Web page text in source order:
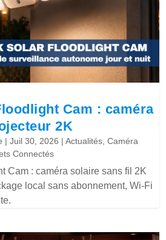
Cam : caméra
2K
|Juil 30, 2026 |Actualités ,Caméra
Connectés
Cam : caméra solaire sans fil 2K
local sans abonnement, Wi-Fi